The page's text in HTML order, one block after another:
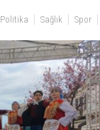
Politika Sağlık Spor